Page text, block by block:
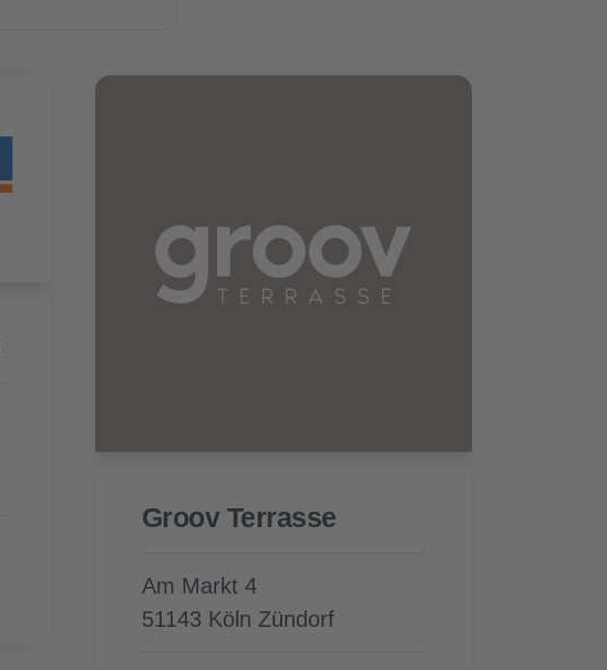
Groov Terrasse
Am Markt 4
51143 Köln Zündorf